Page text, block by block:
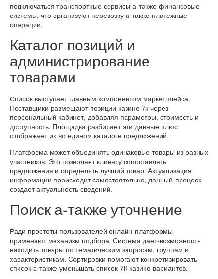
подключаться транспортные сервисы а-также финансовые
системы, что организуют перевозку а-также платежные
операции.
Каталог позиций и
администрирование
товарами
Список выступает главным компонентом маркетплейса.
Поставщики размещают позиции казино 7к через
персональный кабинет, добавляя параметры, стоимость и
доступность. Площадка разбирает эти данные плюс
отображает их во едином каталоге предложений.
Платформа может объединять одинаковые товары из разных
участников. Это позволяет клиенту сопоставлять
предложения и определять лучший товар. Актуализация
информации происходит самостоятельно, данный-процесс
создает актуальность сведений.
Поиск а-также уточнение
Ради простоты пользователей онлайн-платформы
применяют механизм подбора. Система дает-возможность
находить товары по тематическим запросам, группам и
характеристикам. Сортировки помогают конкретизировать
список а-также уменьшать список 7К казино вариантов.